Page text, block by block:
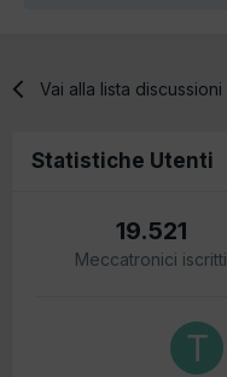
Vai alla lista discussioni
Statistiche Utenti
19.521
Meccatronici iscritti